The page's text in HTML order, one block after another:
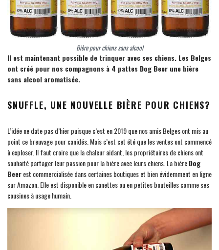
Bière pour chiens sans alcool
Il est maintenant possible de trinquer avec ses chiens. Les Belges
ont créé pour nos compagnons à 4 pattes Dog Beer une bière
sans alcool aromatisée.
SNUFFLE, UNE NOUVELLE BIÈRE POUR CHIENS?
L’idée ne date pas d’hier puisque c’est en 2019 que nos amis Belges ont mis au
point ce breuvage pour canidés. Mais c’est cet été que les ventes ont commencé
à exploser. Il faut croire que la chaleur aidant, les propriétaires de chiens ont
souhaité partager leur passion pour la bière avec leurs chiens. La bièreDog
Beerest commercialisée dans certaines boutiques et bien évidemment en ligne
sur Amazon. Elle est disponible en canettes ou en petites bouteilles comme ses
cousines à usage humain.